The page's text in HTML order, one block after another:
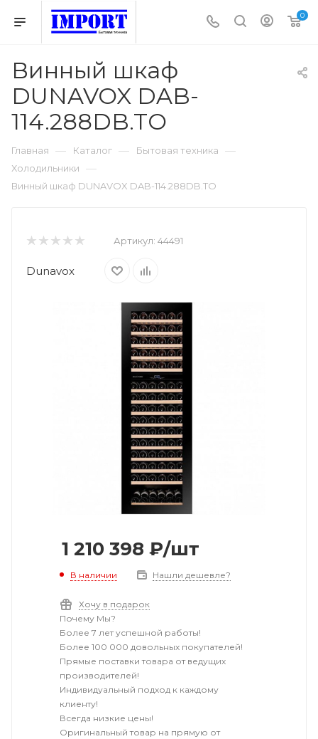
0
Винный шкаф
DUNAVOX DAB-
114.288DB.TO
Главная — Каталог — Бытовая техника —
Холодильники —
Винный шкаф DUNAVOX DAB-114.288DB.TO
Артикул: 44491
Dunavox
1 210 398 ₽/шт
В наличии Нашли дешевле?
Хочу в подарок
Почему Мы?
Более 7 лет успешной работы!
Более 100 000 довольных покупателей!
Прямые поставки товара от ведущих
производителей!
Индивидуальный подход к каждому
клиенту!
Всегда низкие цены!
Оригинальный товар на прямую от